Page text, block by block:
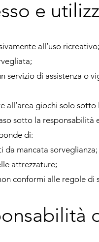
e
all’uso ricreativo;
servizio di assistenza o
all’area giochi solo
sotto la
di:
da mancata sorveglianza;
attrezzature;
conformi alle regole di